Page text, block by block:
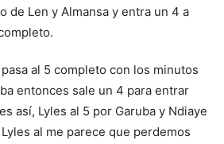
de Len y Almansa y entra un 4 a
al 5 completo con los minutos
entonces sale un 4 para entrar
así, Lyles al 5 por Garuba y Ndiaye
al me parece que perdemos